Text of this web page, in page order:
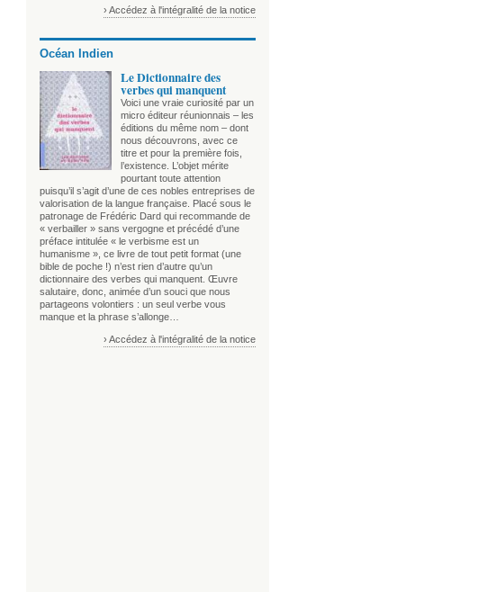
› Accédez à l'intégralité de la notice
Océan Indien
Le Dictionnaire des
verbes qui manquent
Voici une vraie curiosité par un
micro éditeur réunionnais – les
éditions du même nom – dont
nous découvrons, avec ce
titre et pour la première fois,
l’existence. L’objet mérite
pourtant toute attention
puisqu’il s’agit d’une de ces nobles entreprises de
valorisation de la langue française. Placé sous le
patronage de Frédéric Dard qui recommande de
« verbailler » sans vergogne et précédé d’une
préface intitulée « le verbisme est un
humanisme », ce livre de tout petit format (une
bible de poche !) n’est rien d’autre qu’un
dictionnaire des verbes qui manquent. Œuvre
salutaire, donc, animée d’un souci que nous
partageons volontiers : un seul verbe vous
manque et la phrase s’allonge…
› Accédez à l'intégralité de la notice